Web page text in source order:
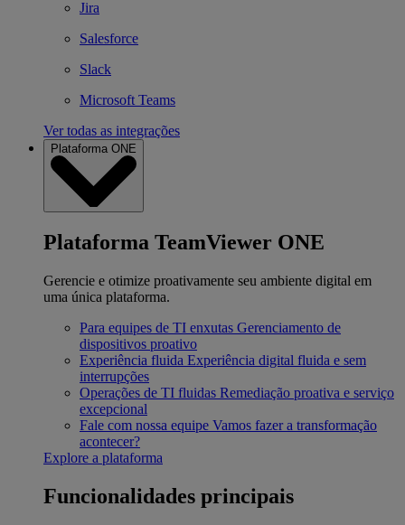
Jira
Salesforce
Slack
Microsoft Teams
Ver todas as integrações
Plataforma ONE
Plataforma TeamViewer ONE
Gerencie e otimize proativamente seu ambiente digital em
uma única plataforma.
Para equipes de TI enxutas Gerenciamento de
dispositivos proativo
Experiência fluida Experiência digital fluida e sem
interrupções
Operações de TI fluidas Remediação proativa e serviço
excepcional
Fale com nossa equipe Vamos fazer a transformação
acontecer?
Explore a plataforma
Funcionalidades principais